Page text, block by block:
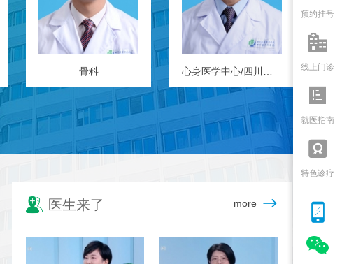
骨科
 医生来了 more
预约挂号

线上门诊

就医指南

特色诊疗

